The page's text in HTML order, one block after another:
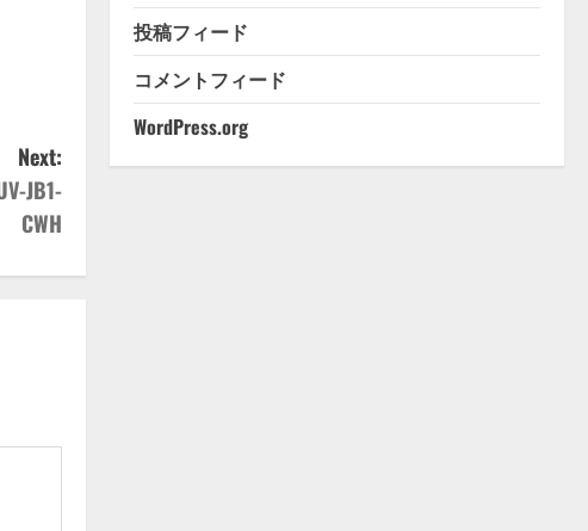
Next:
JB1-
CWH
投稿フィード
コメントフィード
WordPress.org